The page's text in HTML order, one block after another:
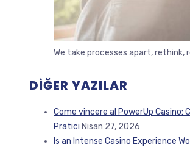
We take processes apart,
DIĞER YAZILAR
Come vincere al PowerUp Casino:
Pratici Nisan 27, 2026
Is an Intense Casino Experience